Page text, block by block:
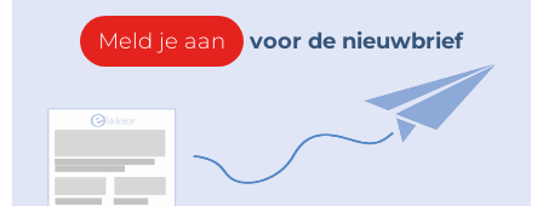
Meld je aan voor de nieuwbrief